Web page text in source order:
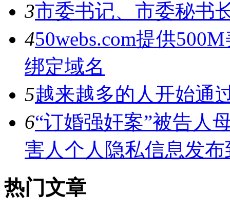
3市委书记、市委秘书
450webs.com提供
绑定域名
5越来越多的人开始通
6“订婚强奸案”被告人
害人个人隐私信息发
热门文章